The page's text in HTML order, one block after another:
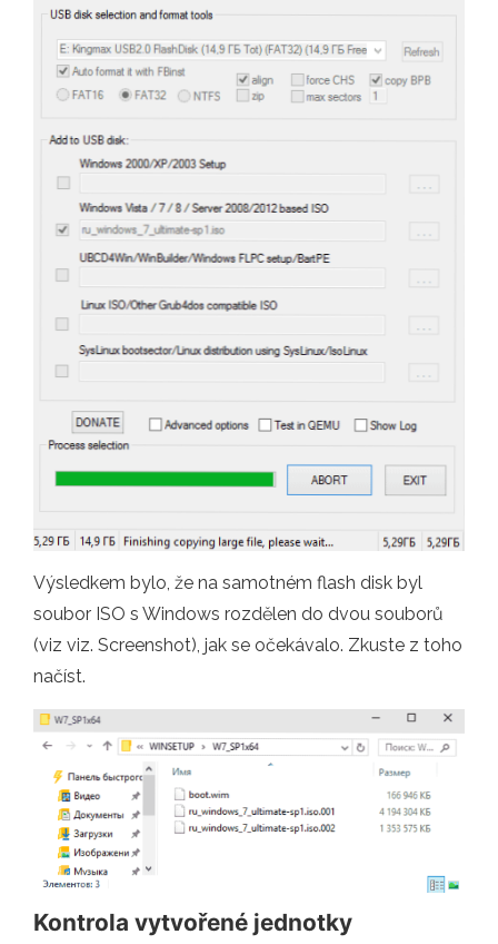
Výsledkem bylo, že na samotném flash disk byl
soubor ISO s Windows rozdělen do dvou souborů
(viz viz. Screenshot), jak se očekávalo. Zkuste z toho
načíst.
Kontrola vytvořené jednotky